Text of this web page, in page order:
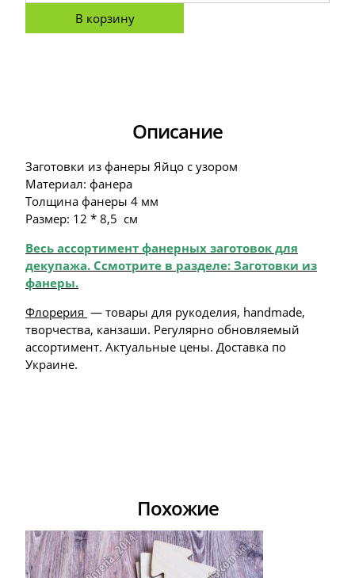
В корзину
Описание
Заготовки из фанеры Яйцо с узором
Материал: фанера
Толщина фанеры 4 мм
Размер: 12 * 8,5 см
Весь ассортимент фанерных заготовок для
декупажа. Ссмотрите в разделе: Заготовки из
фанеры.
Флорерия — товары для рукоделия, handmade,
творчества, канзаши. Регулярно обновляемый
ассортимент. Актуальные цены. Доставка по
Украине.
Похожие